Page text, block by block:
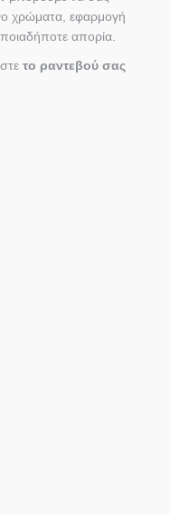
χρώματα, εφαρμογή
απορία.
το ραντεβού σας